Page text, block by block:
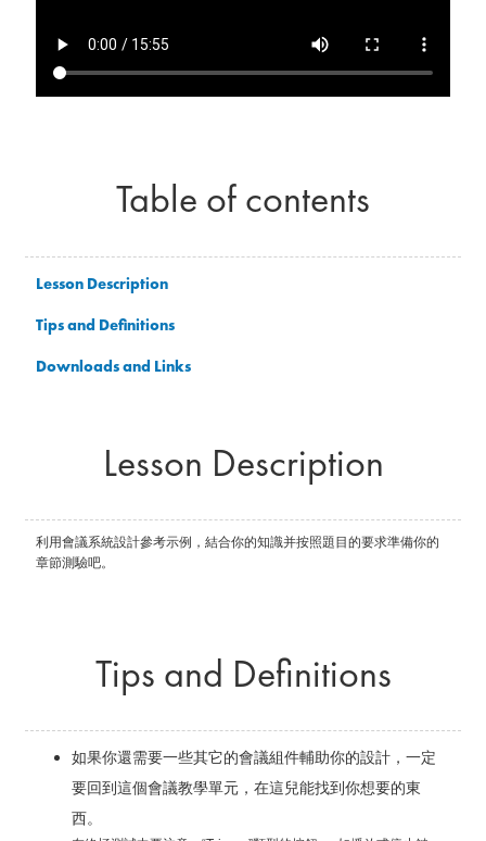
Table of contents
Lesson Description
Tips and Definitions
Downloads and Links
Lesson Description
利用會議系統設計參考示例，結合你的知識并按照題目的要求準備你的
章節測驗吧。
Tips and Definitions
如果你還需要一些其它的會議組件輔助你的設計，一定
要回到這個會議教學單元，在這兒能找到你想要的東
西。